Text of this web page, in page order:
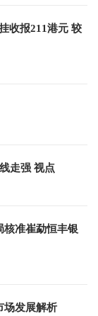
收报211港元 较
走强 视点
核准崔勐恒丰银
场发展解析